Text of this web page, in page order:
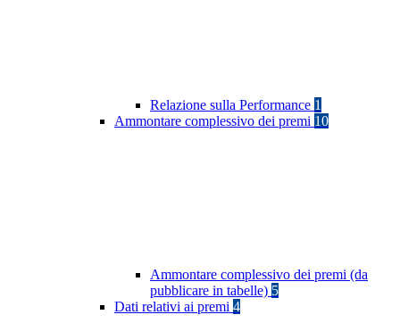
Relazione sulla Performance 1
Ammontare complessivo dei premi 10
Ammontare complessivo dei premi (da
pubblicare in tabelle) 5
Dati relativi ai premi 4